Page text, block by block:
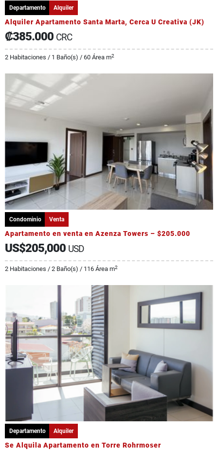
Departamento Alquiler
Alquiler Apartamento Santa Marta, Cerca U Creativa (JK)
₡385.000 CRC
2 Habitaciones / 1 Baño(s) / 60 Área m2
Condominio Venta
Apartamento en venta en Azenza Towers – $205.000
US$205,000 USD
2 Habitaciones / 2 Baño(s) / 116 Área m2
Departamento Alquiler
Se Alquila Apartamento en Torre Rohrmoser